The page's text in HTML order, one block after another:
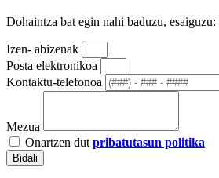
Dohaintza bat egin nahi baduzu, esaiguzu:
Izen- abizenak
Posta elektronikoa
Kontaktu-telefonoa
Mezua
Onartzen dut pribatutasun politika
Bidali